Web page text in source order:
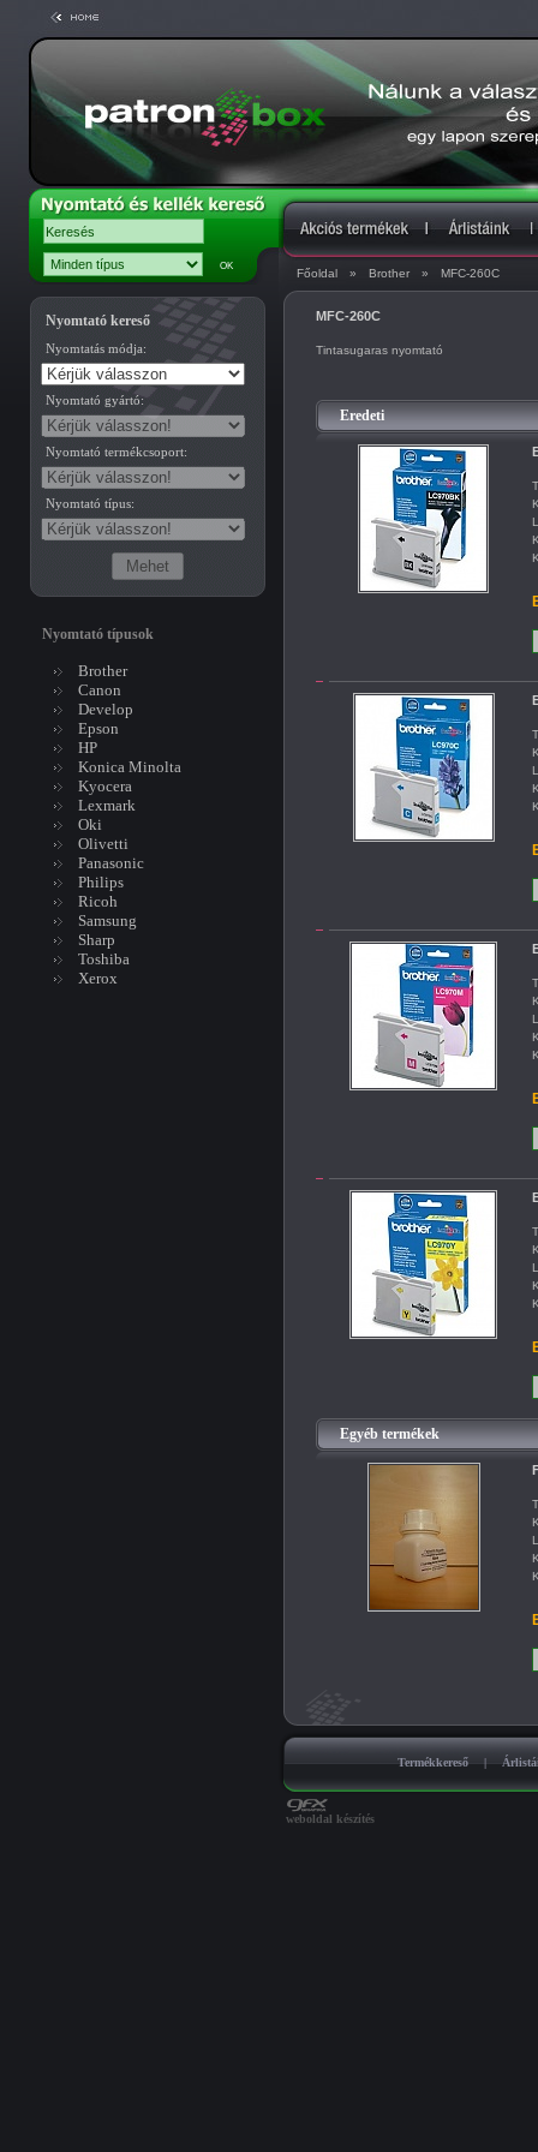
Főoldal » Brother » MFC-260C
Nyomtató kereső
Nyomtatás módja:
Nyomtató gyártó:
Nyomtató termékcsoport:
Nyomtató típus:
Nyomtató típusok
Brother
Canon
Develop
Epson
HP
Konica Minolta
Kyocera
Lexmark
Oki
Olivetti
Panasonic
Philips
Ricoh
Samsung
Sharp
Toshiba
Xerox
MFC-260C
Tintasugaras nyomtató
Eredeti
Egyéb termékek
Termékkereső |
weboldal készítés